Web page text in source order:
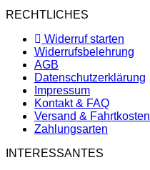
RECHTLICHES
Widerruf starten
Widerrufsbelehrung
AGB
Datenschutzerklärung
Impressum
Kontakt & FAQ
Versand & Fahrtkosten
Zahlungsarten
INTERESSANTES